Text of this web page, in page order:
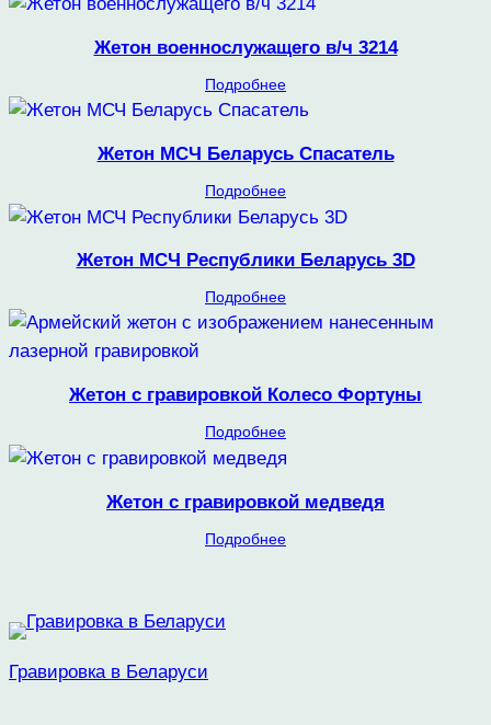
Жетон военнослужащего в/ч 3214
Подробнее
Жетон МСЧ Беларусь Спасатель
Подробнее
Жетон МСЧ Республики Беларусь 3D
Подробнее
Жетон с гравировкой Колесо Фортуны
Подробнее
Жетон с гравировкой медведя
Подробнее
Гравировка в Беларуси